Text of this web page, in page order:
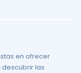
en ofrecer
las